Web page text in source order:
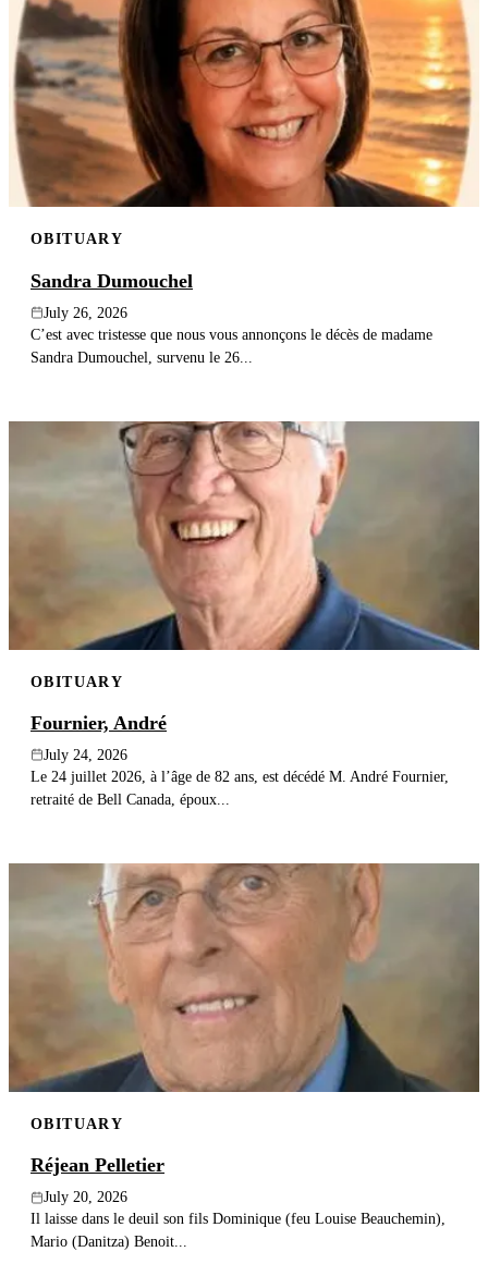
OBITUARY
Sandra Dumouchel
July 26, 2026
C’est avec tristesse que nous vous annonçons le décès de madame
Sandra Dumouchel, survenu le 26...
OBITUARY
Fournier, André
July 24, 2026
Le 24 juillet 2026, à l’âge de 82 ans, est décédé M. André Fournier,
retraité de Bell Canada, époux...
OBITUARY
Réjean Pelletier
July 20, 2026
Il laisse dans le deuil son fils Dominique (feu Louise Beauchemin),
Mario (Danitza) Benoit...